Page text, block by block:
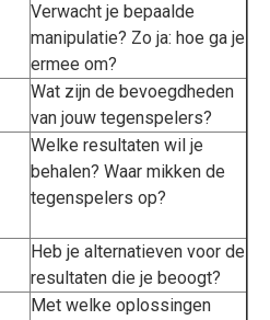
Verwacht je bepaalde
manipulatie? Zo ja: hoe ga je
ermee om?
Wat zijn de bevoegdheden
van jouw tegenspelers?
Welke resultaten wil je
behalen? Waar mikken de
tegenspelers op?
Heb je alternatieven voor de
resultaten die je beoogt?
Met welke oplossingen